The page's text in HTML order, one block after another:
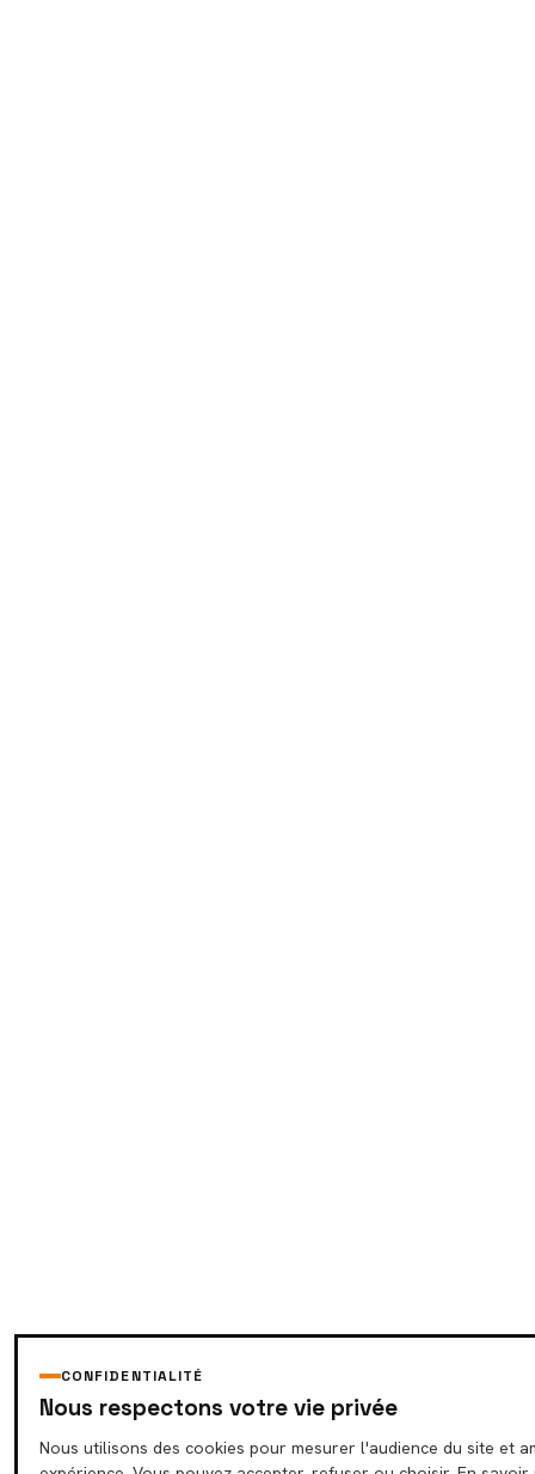
CONFIDENTIALITÉ
Nous respectons votre vie privée
Nous utilisons des cookies pour mesurer l'audience du site et